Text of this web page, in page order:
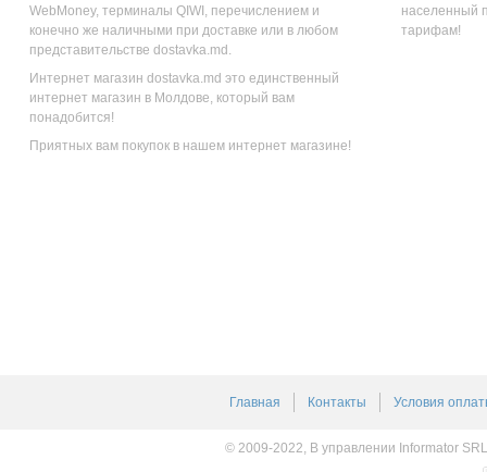
WebMoney, терминалы QIWI, перечислением и
конечно же наличными при доставке или в любом
представительстве dostavka.md.
Интернет магазин dostavka.md это единственный
интернет магазин в Молдове, который вам
понадобится!
Приятных вам покупок в нашем интернет магазине!
населенный
тарифам!
Главная Контакты Условия
© 2009-2022, В управлении Informator SRL